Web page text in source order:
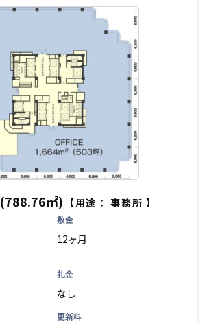
(788.76㎡) 【用途：事務所 】
敷金
12ヶ月
礼金
なし
更新料